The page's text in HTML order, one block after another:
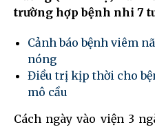
trường hợp bệnh nhi 7
Cảnh báo bệnh viêm
nóng
Điều trị kịp thời cho
mô cầu
Cách ngày vào viện 3